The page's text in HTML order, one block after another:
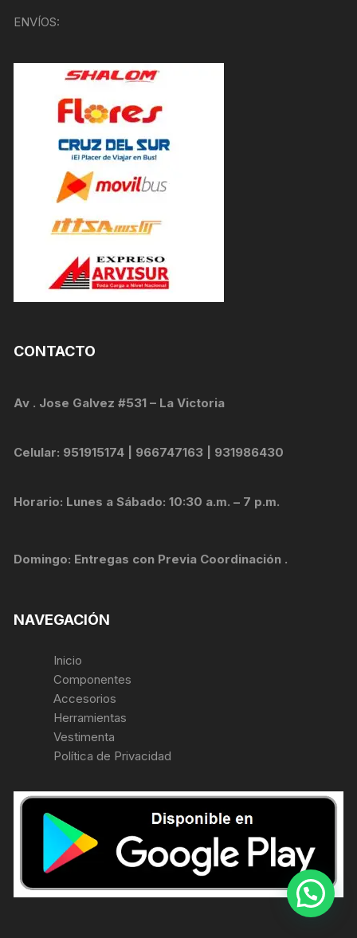
ENVÍOS:
CONTACTO
Av . Jose Galvez #531 – La Victoria
Celular: 951915174 | 966747163 | 931986430
Horario: Lunes a Sábado: 10:30 a.m. – 7 p.m.
Domingo: Entregas con Previa Coordinación .
NAVEGACIÓN
Inicio
Componentes
Accesorios
Herramientas
Vestimenta
Política de Privacidad